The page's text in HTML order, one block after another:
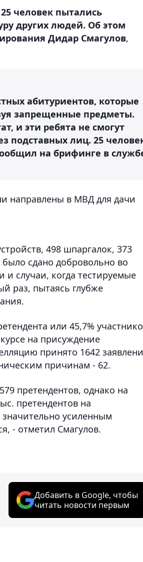
человек пытались
других людей. Об этом
Дидар Смагулов,
абитуриентов, которые
запрещенные предметы.
и эти ребята не смогут
подставных лиц. 25
на брифинге в
направлены в МВД для дачи
498 шпаргалок, 373
сдано добровольно во
случаи, когда тестируемые
раз, пытаясь глубже
или 45,7%
на присуждение
принято 1642
причинам - 62.
претендентов, однако на
претендентов на
усиленным
- отметил Смагулов.
Добавить в Google, чтобы
читать новости первым